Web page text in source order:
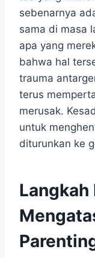
sebenarnya
sama di masa
apa yang
bahwa hal
trauma
terus
merusak.
untuk
diturunkan ke
Langkah